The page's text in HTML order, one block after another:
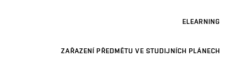
ELEARNING
ZAŘAZENÍ PŘEDMĚTU VE STUDIJNÍCH PLÁNECH